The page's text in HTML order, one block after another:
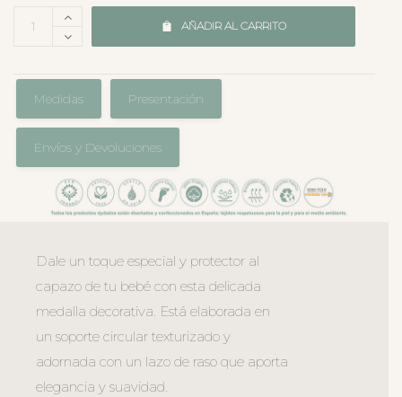
AÑADIR AL CARRITO
Medidas Presentación
Envíos y Devoluciones
Dale un toque especial y protector al
capazo de tu bebé con esta delicada
medalla decorativa. Está elaborada en
un soporte circular texturizado y
adornada con un lazo de raso que aporta
elegancia y suavidad.